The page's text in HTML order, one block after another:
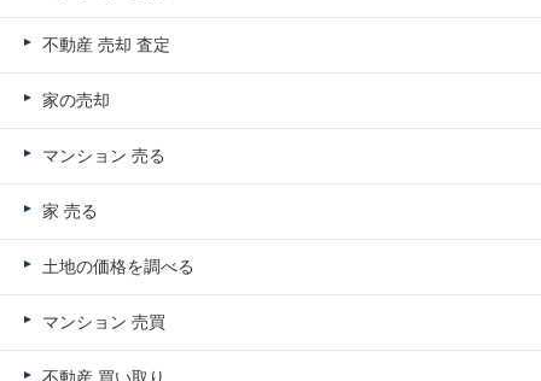
不動産 売却 査定
家の売却
マンション 売る
家 売る
土地の価格を調べる
マンション 売買